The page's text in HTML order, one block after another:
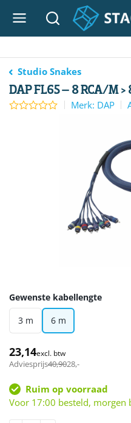
naar
inhoud
Studio Snakes
DAP FL65 – 8 RCA/M
Merk: DAP
Gewenste kabellengte
3 m
6 m
23,14excl. btw
Adviesprijs40,9028,-
Ruim op voorraad
Voor 17:00 besteld, morgen